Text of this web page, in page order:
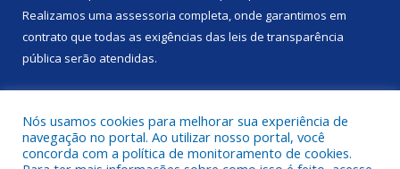
Realizamos uma assessoria completa, onde garantimos em
contrato que todas as exigências das leis de transparência
pública serão atendidas.
Nós usamos cookies para melhorar sua experiência de
navegação no portal. Ao utilizar nosso portal, você
concorda com a política de monitoramento de cookies.